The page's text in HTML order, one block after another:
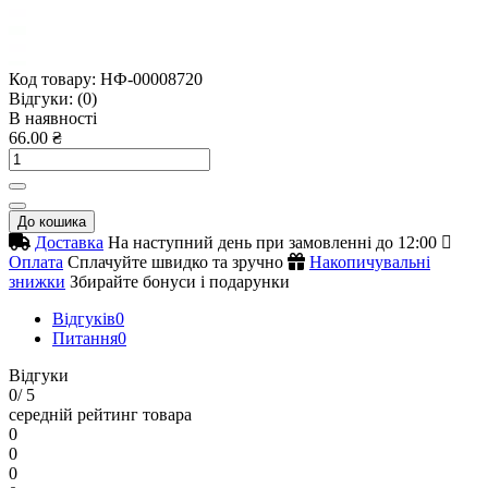
Код товару: НФ-00008720
Відгуки: (0)
В наявності
66.00 ₴
До кошика
Доставка На наступний день при замовленні до 12:00
Оплата Сплачуйте швидко та зручно
Накопичувальні
знижки Збирайте бонуси і подарунки
Відгуків0
Питання0
Відгуки
0/ 5
середній рейтинг товара
0
0
0